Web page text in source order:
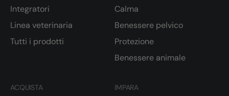
Integratori
Linea veterinaria
Tutti i prodotti
Calma
Benessere pelvico
Protezione
Benessere animale
ACQUISTA IMPARA